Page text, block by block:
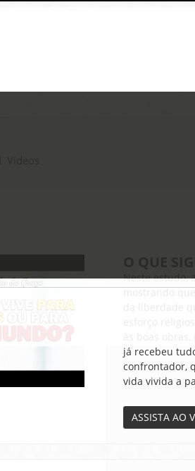
Neste estudo,
mostrando
já recebeu
confrontador,
vida vivida a
ASSISTA AO